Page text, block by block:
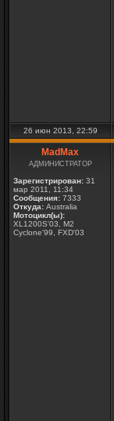
26 июн 2013, 22:59
MadMax
АДМИНИСТРАТОР
Зарегистрирован: 31
мар 2011, 11:34
Сообщения: 7333
Откуда: Australia
Мотоцикл(ы):
XL1200S'03, M2
Cyclone'99, FXD'03